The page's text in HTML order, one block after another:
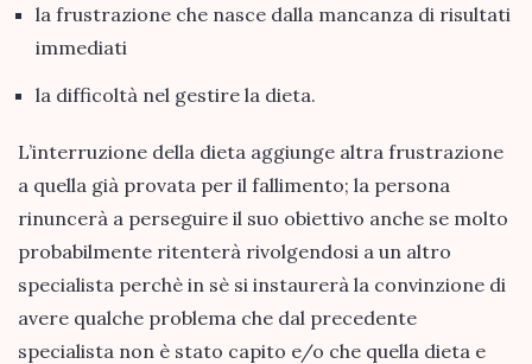
la frustrazione che nasce dalla mancanza di risultati
immediati
la difficoltà nel gestire la dieta.
L’interruzione della dieta aggiunge altra frustrazione
a quella già provata per il fallimento; la persona
rinuncerà a perseguire il suo obiettivo anche se molto
probabilmente ritenterà rivolgendosi a un altro
specialista perchè in sè si instaurerà la convinzione di
avere qualche problema che dal precedente
specialista non è stato capito e/o che quella dieta e